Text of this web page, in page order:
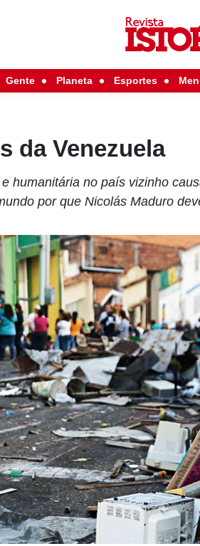
Gente Planeta Esportes
da Venezuela
humanitária no país vizinho
por que Nicolás Maduro